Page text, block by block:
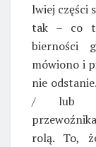
lwiej części
tak – co
bierności
mówiono i
nie
/ lub
rolą. To,